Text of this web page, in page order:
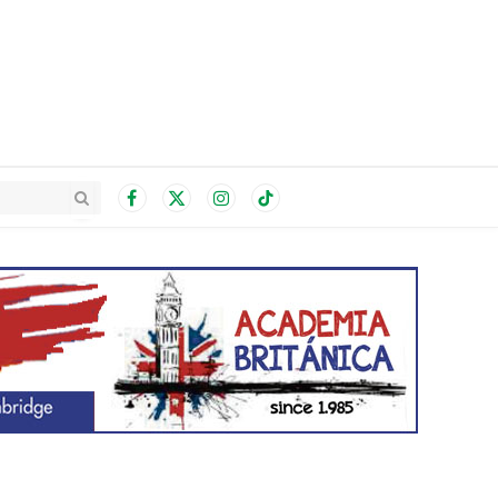
Facebook
X
InstagramTikTok